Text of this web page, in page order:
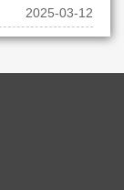
2025-03-12